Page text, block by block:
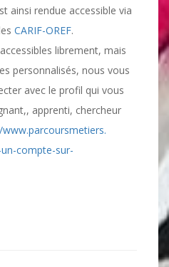
ainsi rendue accessible via
CARIF-OREF.
librement, mais
personnalisés, nous vous
avec le profil qui vous
apprenti, chercheur
compte-sur-